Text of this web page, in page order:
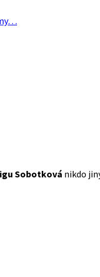
Sobotková nikdo